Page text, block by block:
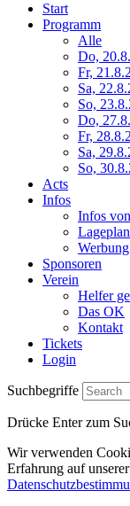
Start
Programm
Alle
Do,
Fr,
Sa,
So,
Do,
Fr,
Sa,
So,
Acts
Infos
Infos
Lageplan
Werbung
Sponsoren
Verein
Helfer
Das OK
Kontakt
Tickets
Login
Suchbegriffe
Drücke Enter zum
Wir verwenden
Erfahrung auf